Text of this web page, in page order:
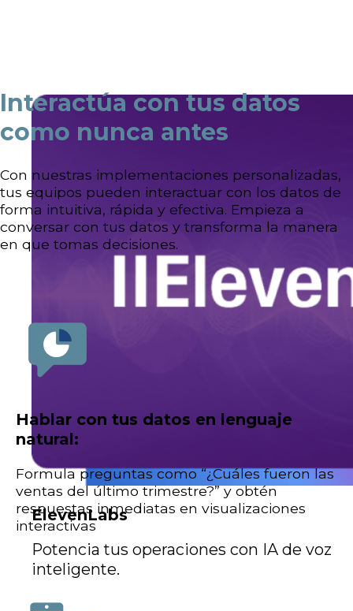
ElevenLabs
Potencia tus operaciones con IA de voz
inteligente.
Interactúa con tus datos
como nunca antes
Con nuestras implementaciones personalizadas,
tus equipos pueden interactuar con los datos de
forma intuitiva, rápida y efectiva. Empieza a
conversar con tus datos y transforma la manera
en que tomas decisiones.
Hablar con tus datos en lenguaje
natural:
Formula preguntas como “¿Cuáles fueron las
ventas del último trimestre?” y obtén
respuestas inmediatas en visualizaciones
interactivas